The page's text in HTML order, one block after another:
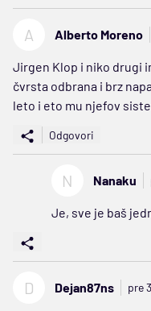
A Alberto Moreno
Jirgen Klop i niko drugi
čvrsta odbrana i brz
leto i eto mu njefov
Odgovori
N Nanaku
Je, sve je baš
D Dejan87ns pre